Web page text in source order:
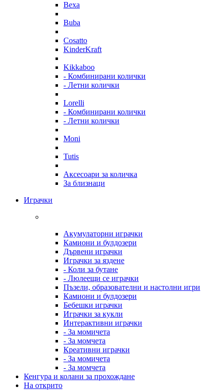
Bexa
Buba
Cosatto
KinderKraft
Kikkaboo
- Комбинирани колички
- Летни колички
Lorelli
- Комбинирани колички
- Летни колички
Moni
Tutis
Аксесоари за количка
За близнаци
Играчки
Акумулаторни играчки
Камиони и булдозери
Дървени играчки
Играчки за яздене
- Коли за бутане
- Люлеещи се играчки
Пъзели, образователни и настолни игри
Камиони и булдозери
Бебешки играчки
Играчки за кукли
Интерактивни играчки
- За момичета
- За момчета
Креативни играчки
- За момичета
- За момчета
Кенгура и колани за прохождане
На открито